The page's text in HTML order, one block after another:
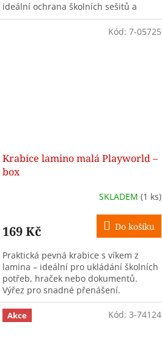
ideální ochrana školních sešitů a
papírů pro holky.
Krabice lamino malá Playworld –
box
SKLADEM (1 ks)
169 Kč Do košíku
Praktická pevná krabice s víkem z
lamina – ideální pro ukládání školních
potřeb, hraček nebo dokumentů.
Výřez pro snadné přenášení.
Kód: 7-05725
Akce Kód: 3-74124